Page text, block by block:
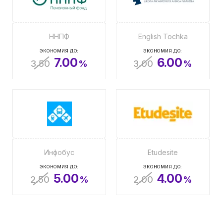
ННПФ
ЭКОНОМИЯ ДО:
3.50 7.00%
English Tochka
ЭКОНОМИЯ ДО:
3.00 6.00%
Инфобус
ЭКОНОМИЯ ДО:
2.50 5.00%
Etudesite
ЭКОНОМИЯ ДО:
2.00 4.00%